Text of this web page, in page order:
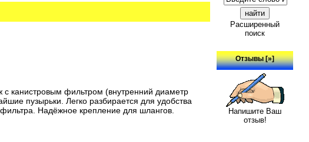
канистровым фильтром (внутренний диаметр
пузырьки. Легко разбирается для удобства
Надёжное крепление для шлангов.
Расширенный
поиск
Отзывы [»]
Напишите Ваш
отзыв!